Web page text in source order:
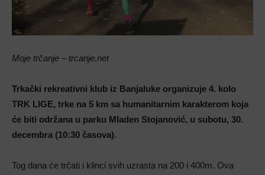
Moje trčanje – trcanje.net
Trkački rekreativni klub iz Banjaluke organizuje 4. kolo
TRK LIGE, trke na 5 km sa humanitarnim karakterom koja
će biti održana u parku Mladen Stojanović, u subotu, 30.
decembra (10:30 časova).
Tog dana će trčati i klinci svih uzrasta na 200 i 400m. Ova